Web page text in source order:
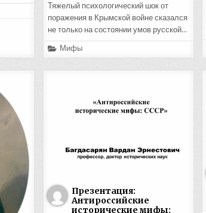
Тяжелый психологический шок от
поражения в Крымской войне сказался
не только на состоянии умов русской…
Posted
in
Мифы
Презентация:
Антироссийские
исторические мифы: